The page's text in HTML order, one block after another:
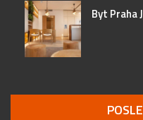
Byt Praha